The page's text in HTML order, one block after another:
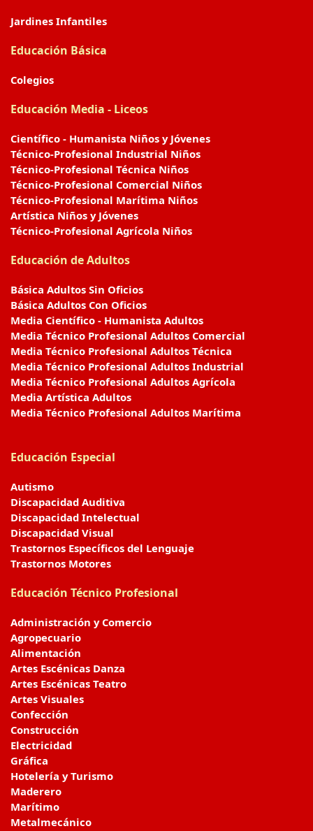
Jardines Infantiles
Educación Básica
Colegios
Educación Media - Liceos
Científico - Humanista Niños y Jóvenes
Técnico-Profesional Industrial Niños
Técnico-Profesional Técnica Niños
Técnico-Profesional Comercial Niños
Técnico-Profesional Marítima Niños
Artística Niños y Jóvenes
Técnico-Profesional Agrícola Niños
Educación de Adultos
Básica Adultos Sin Oficios
Básica Adultos Con Oficios
Media Científico - Humanista Adultos
Media Técnico Profesional Adultos Comercial
Media Técnico Profesional Adultos Técnica
Media Técnico Profesional Adultos Industrial
Media Técnico Profesional Adultos Agrícola
Media Artística Adultos
Media Técnico Profesional Adultos Marítima
Educación Especial
Autismo
Discapacidad Auditiva
Discapacidad Intelectual
Discapacidad Visual
Trastornos Específicos del Lenguaje
Trastornos Motores
Educación Técnico Profesional
Administración y Comercio
Agropecuario
Alimentación
Artes Escénicas Danza
Artes Escénicas Teatro
Artes Visuales
Confección
Construcción
Electricidad
Gráfica
Hotelería y Turismo
Maderero
Marítimo
Metalmecánico